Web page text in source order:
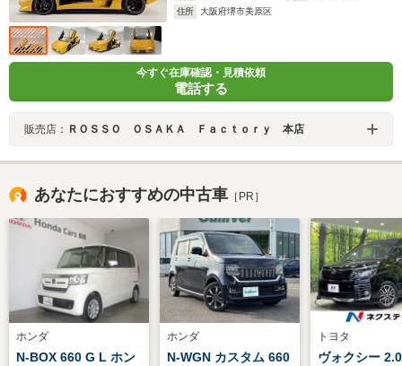
住所
大阪府堺市美原区
今すぐ在庫確認・見積依頼
電話する
販売店： ＲＯＳＳＯ ＯＳＡＫＡ Ｆａｃｔｏｒｙ 本店
あなたにおすすめの中古車 ［PR］
ホンダ
N-BOX 660 G L ホン
ホンダ
N-WGN カスタム 660
トヨタ
ヴォクシー